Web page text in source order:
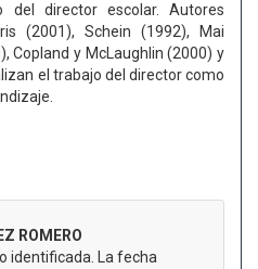
del director escolar. Autores
(2001), Schein (1992), Mai
Copland y McLaughlin (2000) y
el trabajo del director como
ROMERO
identificada. La fecha